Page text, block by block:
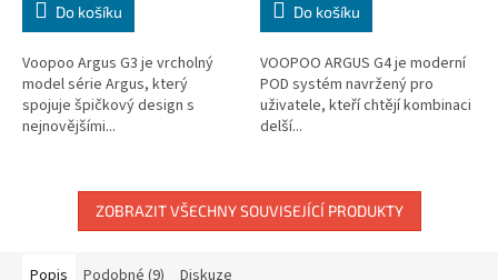
Do košíku
Voopoo Argus G3 je vrcholný
model série Argus, který
spojuje špičkový design s
nejnovějšími...
Do košíku
VOOPOO ARGUS G4 je moderní
POD systém navržený pro
uživatele, kteří chtějí kombinaci
delší...
ZOBRAZIT VŠECHNY SOUVISEJÍCÍ PRODUKTY
Popis Podobné (9) Diskuze